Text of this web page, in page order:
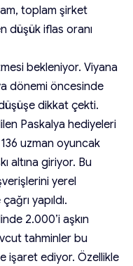
toplam şirket
düşük iflas oranı
bekleniyor. Viyana
dönemi öncesinde
dikkat çekti.
Paskalya hediyeleri
uzman oyuncak
altına giriyor. Bu
yerel
yapıldı.
2.000’i aşkın
tahminler bu
işaret ediyor. Özellikle